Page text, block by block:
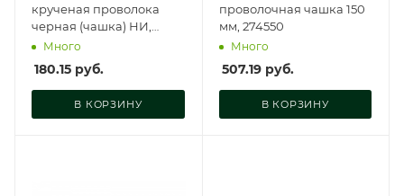
крученая проволока
черная (чашка) НИ,
УШМ75
Много
180.15 руб.
В КОРЗИНУ
проволочная чашка 150
мм, 274550
Много
507.19руб.
В КОРЗИНУ